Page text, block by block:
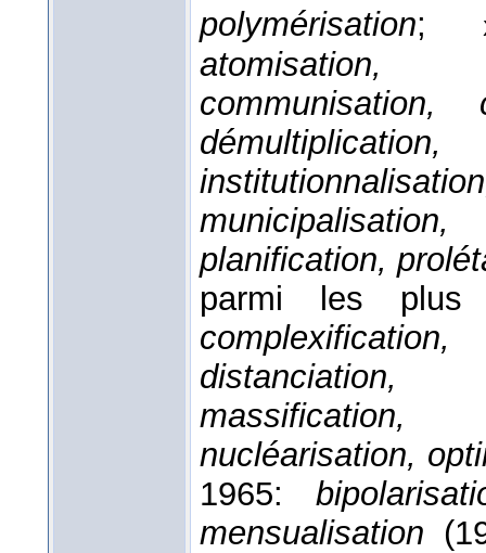
polymérisation;
atomisation,
communisation,
planification,
parmi les
distanciation,
massification,
nucléarisation,
1965:
mensualisation